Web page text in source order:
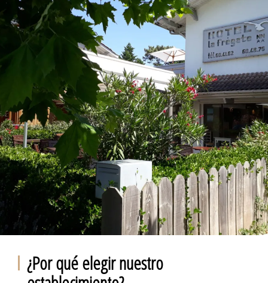
¿Por qué elegir nuestro